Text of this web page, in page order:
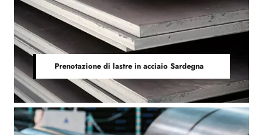
Prenotazione di lastre in acciaio Sardegna